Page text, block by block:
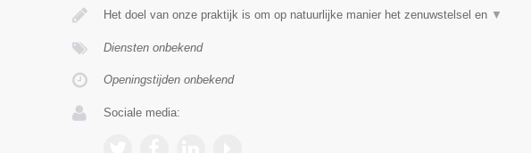
Het doel van onze praktijk is om op natuurlijke manier het zenuwstelsel en ▼
Diensten onbekend
Openingstijden onbekend
Sociale media: